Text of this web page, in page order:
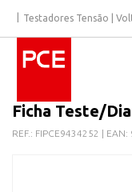
Testadores Tensão |
Ficha Teste/
REF.: FIPCE9434252 | EAN: